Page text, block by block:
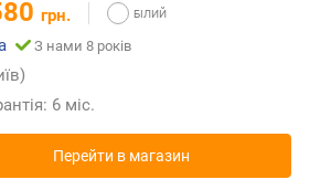
грн.
З нами 8 років
6 міс.
Перейти в магазин